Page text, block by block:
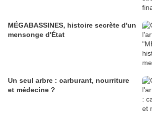
MÉGABASSINES, histoire secrète d'un
mensonge d'État
Un seul arbre : carburant, nourriture
et médecine ?